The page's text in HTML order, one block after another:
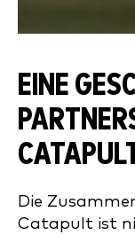
EINE
Die
Catapult ist